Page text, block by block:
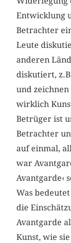
Entwicklung
Betrachter
Leute
anderen
diskutiert,
und zeichnen
wirklich
Betrüger ist
Betrachter
auf einmal,
war
Avantgarde‹
Was
die
Avantgarde
Kunst, wie